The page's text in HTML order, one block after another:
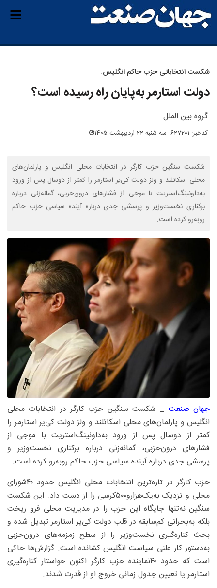
شکست انتخاباتی حزب حاکم انگلیس:
دولت استارمر به‌پایان راه رسیده است؟
گروه بین الملل
کدخبر: 627201 سه شنبه 22 اردیبهشت 1405
شکست سنگین حزب کارگر در انتخابات محلی انگلیس و پارلمان‌های
محلی اسکاتلند و ولز دولت کی‌یر استارمر را کمتر از دوسال پس از ورود
به‌داونینگ‌استریت با موجی از فشارهای درون‌حزبی، گمانه‌زنی درباره
برکناری نخست‌وزیر و پرسشی جدی درباره آینده سیاسی حزب حاکم
روبه‌رو کرده است.
جهان صنعت _ شکست سنگین حزب کارگر در انتخابات محلی
انگلیس و پارلمان‌های محلی اسکاتلند و ولز دولت کی‌یر استارمر را
کمتر از دوسال پس از ورود به‌داونینگ‌استریت با موجی از
فشارهای درون‌حزبی، گمانه‌زنی درباره برکناری نخست‌وزیر و
پرسشی جدی درباره آینده سیاسی حزب حاکم روبه‌رو کرده است.
حزب کارگر در تازه‌ترین انتخابات محلی انگلیس حدود ۴۰شورای
محلی و نزدیک به‌یک‌هزارو۵۰۰کرسی را از دست داد. این شکست
سنگین نه‌تنها جایگاه این حزب را در مدیریت محلی فرو ریخت
بلکه به‌بحرانی کم‌سابقه در قلب دولت کی‌یر استارمر تبدیل شده و
بحث کناره‌گیری نخست‌وزیر را از سطح زمزمه‌های درون‌حزبی
به‌دستور کار علنی سیاست انگلیس کشانده است. گزارش‌ها حاکی
است که حدود ۴۰نماینده حزب کارگر اکنون خواستار کناره‌گیری
استارمر یا تعیین جدول زمانی خروج او از قدرت شدند.